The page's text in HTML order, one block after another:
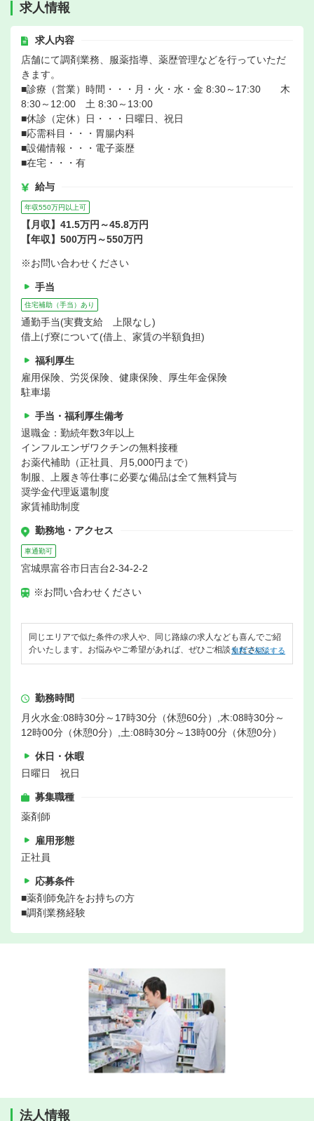
求人情報
求人内容
店舗にて調剤業務、服薬指導、薬歴管理などを行っていただ
きます。
■診療（営業）時間・・・月・火・水・金 8:30～17:30 木
8:30～12:00 土 8:30～13:00
■休診（定休）日・・・日曜日、祝日
■応需科目・・・胃腸内科
■設備情報・・・電子薬歴
■在宅・・・有
給与
年収550万円以上可
【月収】41.5万円～45.8万円
【年収】500万円～550万円
※お問い合わせください
手当
住宅補助（手当）あり
通勤手当(実費支給 上限なし)
借上げ寮について(借上、家賃の半額負担)
福利厚生
雇用保険、労災保険、健康保険、厚生年金保険
駐車場
手当・福利厚生備考
退職金：勤続年数3年以上
インフルエンザワクチンの無料接種
お薬代補助（正社員、月5,000円まで）
制服、上履き等仕事に必要な備品は全て無料貸与
奨学金代理返還制度
家賃補助制度
勤務地・アクセス
車通勤可
宮城県富谷市日吉台2-34-2-2
※お問い合わせください
同じエリアで似た条件の求人や、同じ路線の求人なども喜んでご紹
介いたします。お悩みやご希望があれば、ぜひご相談ください。
無料で相談する
勤務時間
月火水金:08時30分～17時30分（休憩60分）,木:08時30分～
12時00分（休憩0分）,土:08時30分～13時00分（休憩0分）
休日・休暇
日曜日 祝日
募集職種
薬剤師
雇用形態
正社員
応募条件
■薬剤師免許をお持ちの方
■調剤業務経験
法人情報